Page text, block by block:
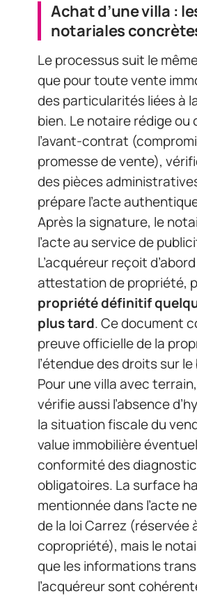
Achat d’une villa :
notariales
Le processus suit le
que pour toute vente
des particularités liées à
bien. Le notaire rédige ou
l’avant-contrat
promesse de vente),
des pièces
prépare l’acte
Après la signature, le
l’acte au service de
L’acquéreur reçoit
attestation de propriété,
propriété définitif
plus tard. Ce document
preuve officielle de la
l’étendue des droits sur le
Pour une villa avec
vérifie aussi l’absence
la situation fiscale du
value immobilière
conformité des
obligatoires. La surface
mentionnée dans l’acte
de la loi Carrez (réservée
copropriété), mais le
que les informations
l’acquéreur sont